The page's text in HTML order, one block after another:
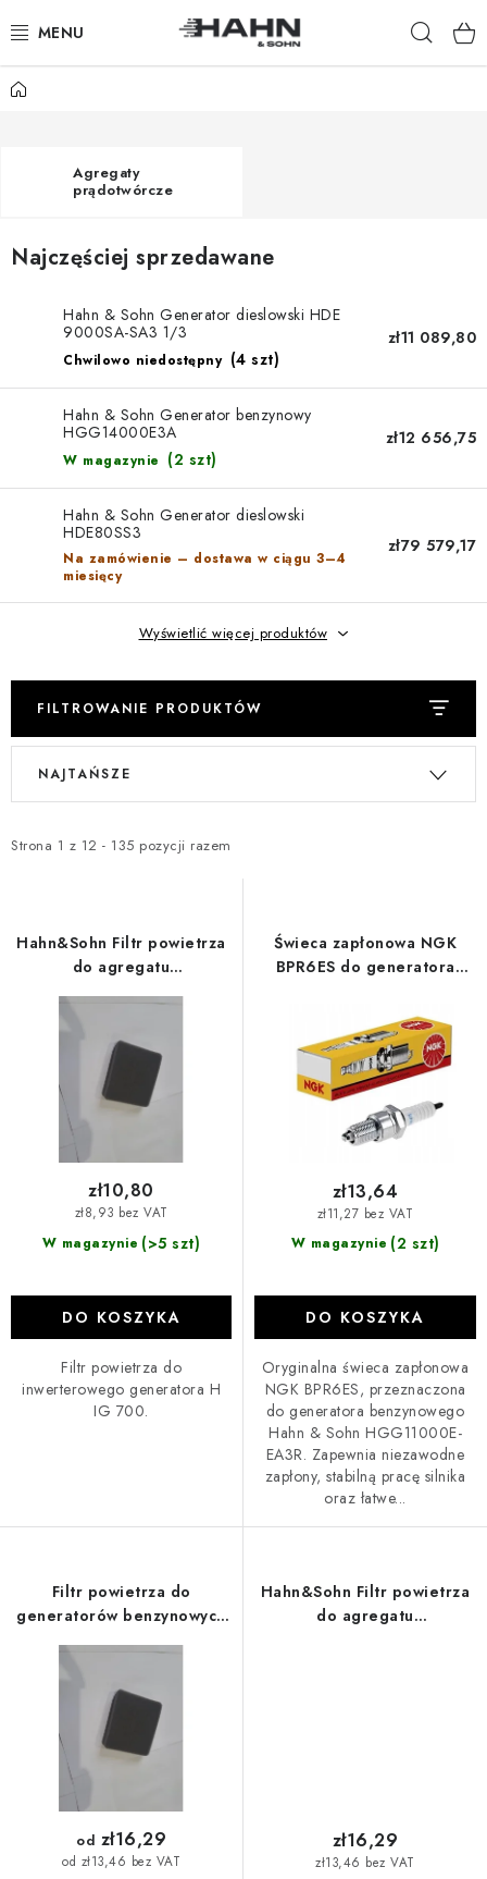
do
PRODUKTY
DLA HANDLOWCÓW
NASI SPRZEDAWCY
KATALOG
REFERENCJE
Informacje prawne
Warunki Handlowe
Polityka Prywatności
Polityka Cookies
Odstąpienie od umowy
Dostawa i płatność
FAQ
Kontakt
Serwis Reklamacja Instrukcje agregatów
Home
Agregaty
prądotwórcze
Najczęściej sprzedawane
Hahn & Sohn Generator dieslowski HDE
9000SA-SA3 1/3
Chwilowo niedostępny (4 szt)
zł11 089,80
Hahn & Sohn Generator benzynowy
HGG14000E3A
W magazynie (2 szt)
zł12 656,75
Hahn & Sohn Generator dieslowski
HDE80SS3
Na zamówienie – dostawa w ciągu 3–4
miesięcy
zł79 579,17
Wyświetlić więcej produktów
FILTROWANIE PRODUKTÓW
L
t
r
Strona 1 z 12 - 135 pozycji razem
S
t
a
w
NAJTAŃSZE
Hahn&Sohn Filtr powietrza
do agregatu
prądotwórczego H IG 700
W magazynie (>5 szt)
zł8,93 bez VAT
zł10,80
DO KOSZYKA
Filtr powietrza do
inwerterowego generatora H
IG 700.
Świeca zapłonowa NGK
BPR6ES do generatora
Sohn HGG11000E-EA3R
W magazynie (2 szt)
zł11,27 bez VAT
zł13,64
DO KOSZYKA
Oryginalna świeca zapłonowa
NGK BPR6ES, przeznaczona
do generatora benzynowego
Hahn & Sohn HGG11000E-
EA3R. Zapewnia niezawodne
zapłony, stabilną pracę silnika
oraz łatwe...
Filtr powietrza do
generatorów benzynowych
Hahn & Sohn
od zł13,46 bez VAT
od zł16,29
Hahn&Sohn Filtr powietrza
do agregatu
zł13,46 bez VAT
zł16,29